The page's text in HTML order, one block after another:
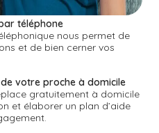
téléphone
nous permet de
et de bien cerner vos
votre proche à domicile
gratuitement à domicile
et élaborer un plan d’aide